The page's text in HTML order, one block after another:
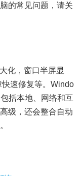
的常见问题，请关
化，窗口半屏显
速修复等。Windo
括本地、网络和互
级，还会整合自动